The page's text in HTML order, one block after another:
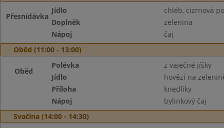
Přesnídávka
Jídlo
chléb, cizrnová
Doplněk
zelenina
Nápoj
čaj
Oběd (11:00 - 13:00)
Oběd
Polévka
z vaječné jíšky
Jídlo
hovězí na
Příloha
knedlíky
Nápoj
bylinkový čaj
Svačina (14:00 - 14:30)